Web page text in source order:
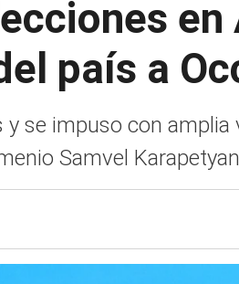
en
país a
se impuso con
Samvel